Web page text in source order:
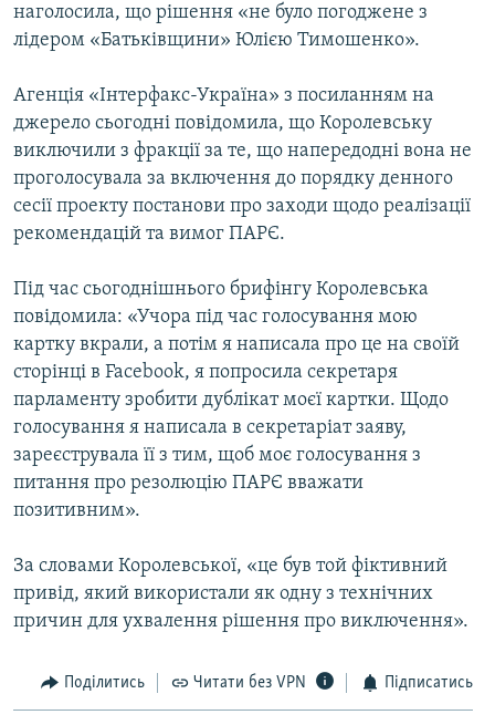
наголосила, що рішення «не було погоджене з
лідером «Батьківщини» Юлією Тимошенко».
Агенція «Інтерфакс-Україна» з посиланням на
джерело сьогодні повідомила, що Королевську
виключили з фракції за те, що напередодні вона не
проголосувала за включення до порядку денного
сесії проекту постанови про заходи щодо реалізації
рекомендацій та вимог ПАРЄ.
Під час сьогоднішнього брифінгу Королевська
повідомила: «Учора під час голосування мою
картку вкрали, а потім я написала про це на своїй
сторінці в Facebook, я попросила секретаря
парламенту зробити дублікат моєї картки. Щодо
голосування я написала в секретаріат заяву,
зареєструвала її з тим, щоб моє голосування з
питання про резолюцію ПАРЄ вважати
позитивним».
За словами Королевської, «це був той фіктивний
привід, який використали як одну з технічних
причин для ухвалення рішення про виключення».
Поділитись Читати без VPN Підписатись